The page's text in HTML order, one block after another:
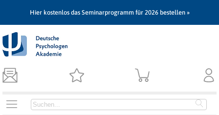
Hier kostenlos das Seminarprogramm für 2026 bestellen »